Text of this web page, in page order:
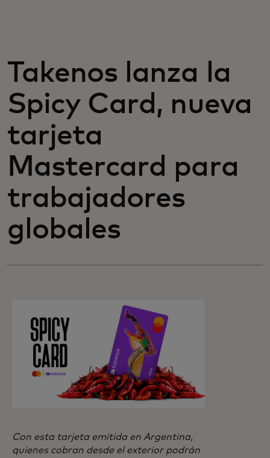
Para empresas
Para el mundo
Para innovadores
Noticias y tendencias
Takenos lanza la
Spicy Card, nueva
tarjeta
Mastercard para
trabajadores
globales
Con esta tarjeta emitida en Argentina,
quienes cobran desde el exterior podrán